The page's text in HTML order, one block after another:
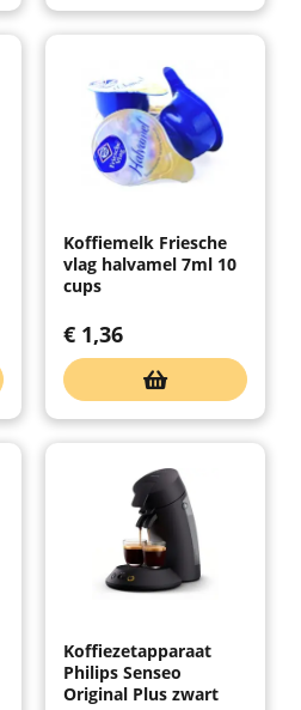
Koffiemelk Friesche
vlag halvamel 7ml 10
cups
€ 1,36
Koffiezetapparaat
Philips Senseo
Original Plus zwart